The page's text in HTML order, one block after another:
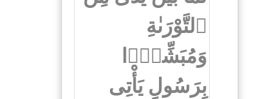
ٱلتَّوْرَىٰةِ
وَمُبَشِّرًۢا
بِرَسُولٍ يَأْتِى